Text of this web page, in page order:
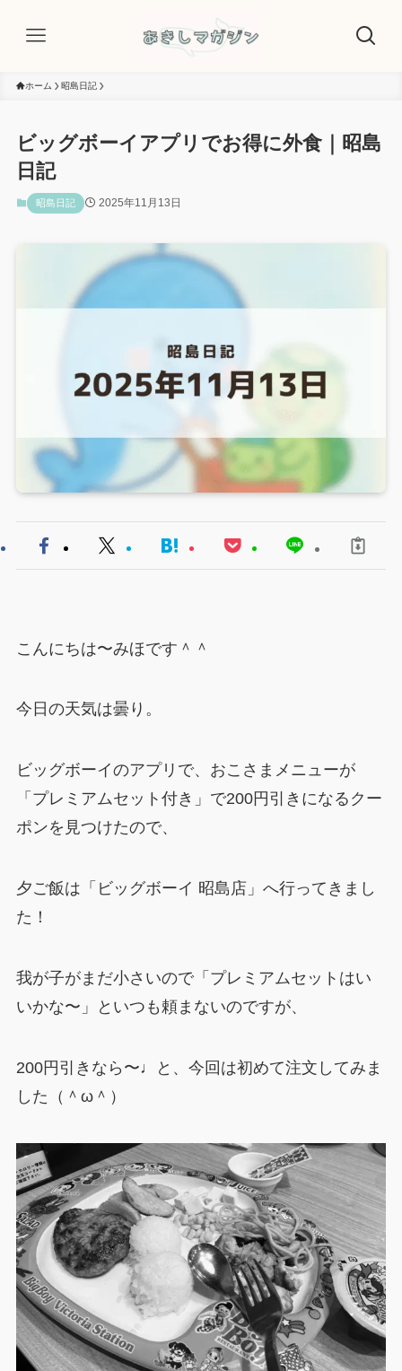
ホーム 昭島日記
ビッグボーイアプリでお得に外食｜昭島
日記
昭島日記 2025年11月13日
こんにちは〜みほです＾＾
今日の天気は曇り。
ビッグボーイのアプリで、おこさまメニューが
「プレミアムセット付き」で200円引きになるクー
ポンを見つけたので、
夕ご飯は「ビッグボーイ 昭島店」へ行ってきまし
た！
我が子がまだ小さいので「プレミアムセットはい
いかな〜」といつも頼まないのですが、
200円引きなら〜♩と、今回は初めて注文してみま
した（＾ω＾）